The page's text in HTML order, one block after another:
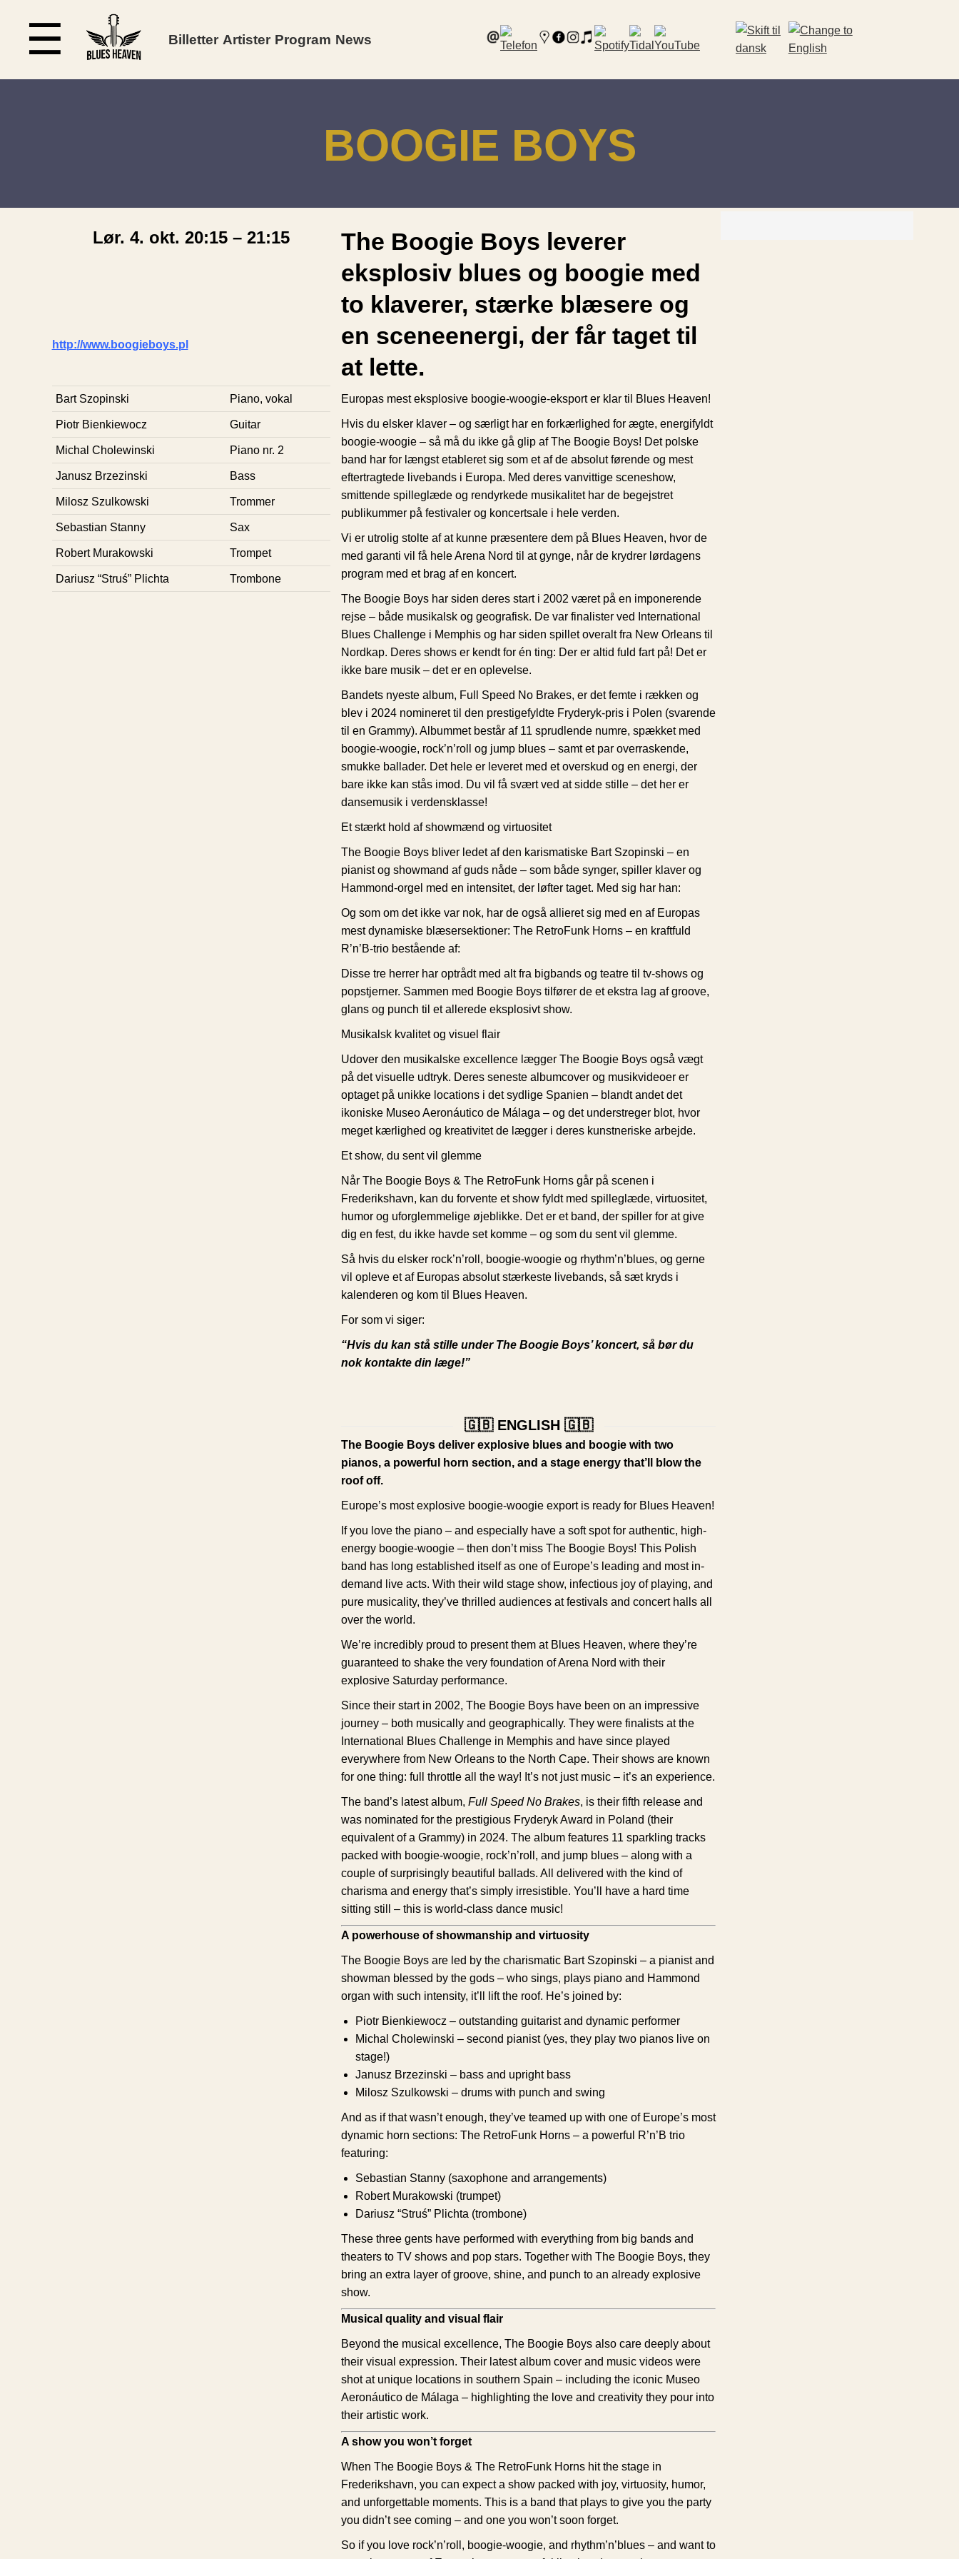
☰ Billetter Artister Program News
BOOGIE BOYS
Lør. 4. okt. 20:15 – 21:15
http://www.boogieboys.pl
Bart Szopinski Piano, vokal
Piotr Bienkiewocz Guitar
Michal Cholewinski Piano nr. 2
Janusz Brzezinski Bass
Milosz Szulkowski Trommer
Sebastian Stanny Sax
Robert Murakowski Trompet
Dariusz “Struś” Plichta Trombone
The Boogie Boys leverer
eksplosiv blues og boogie med
to klaverer, stærke blæsere og
en sceneenergi, der får taget til
at lette.
Europas mest eksplosive boogie-woogie-eksport er klar til Blues Heaven!
Hvis du elsker klaver – og særligt har en forkærlighed for ægte, energifyldt
boogie-woogie – så må du ikke gå glip af The Boogie Boys! Det polske
band har for længst etableret sig som et af de absolut førende og mest
eftertragtede livebands i Europa. Med deres vanvittige sceneshow,
smittende spilleglæde og rendyrkede musikalitet har de begejstret
publikummer på festivaler og koncertsale i hele verden.
Vi er utrolig stolte af at kunne præsentere dem på Blues Heaven, hvor de
med garanti vil få hele Arena Nord til at gynge, når de krydrer lørdagens
program med et brag af en koncert.
The Boogie Boys har siden deres start i 2002 været på en imponerende
rejse – både musikalsk og geografisk. De var finalister ved International
Blues Challenge i Memphis og har siden spillet overalt fra New Orleans til
Nordkap. Deres shows er kendt for én ting: Der er altid fuld fart på! Det er
ikke bare musik – det er en oplevelse.
Bandets nyeste album, Full Speed No Brakes, er det femte i rækken og
blev i 2024 nomineret til den prestigefyldte Fryderyk-pris i Polen (svarende
til en Grammy). Albummet består af 11 sprudlende numre, spækket med
boogie-woogie, rock’n’roll og jump blues – samt et par overraskende,
smukke ballader. Det hele er leveret med et overskud og en energi, der
bare ikke kan stås imod. Du vil få svært ved at sidde stille – det her er
dansemusik i verdensklasse!
Et stærkt hold af showmænd og virtuositet
The Boogie Boys bliver ledet af den karismatiske Bart Szopinski – en
pianist og showmand af guds nåde – som både synger, spiller klaver og
Hammond-orgel med en intensitet, der løfter taget. Med sig har han:
Og som om det ikke var nok, har de også allieret sig med en af Europas
mest dynamiske blæsersektioner: The RetroFunk Horns – en kraftfuld
R’n’B-trio bestående af:
Disse tre herrer har optrådt med alt fra bigbands og teatre til tv-shows og
popstjerner. Sammen med Boogie Boys tilfører de et ekstra lag af groove,
glans og punch til et allerede eksplosivt show.
Musikalsk kvalitet og visuel flair
Udover den musikalske excellence lægger The Boogie Boys også vægt
på det visuelle udtryk. Deres seneste albumcover og musikvideoer er
optaget på unikke locations i det sydlige Spanien – blandt andet det
ikoniske Museo Aeronáutico de Málaga – og det understreger blot, hvor
meget kærlighed og kreativitet de lægger i deres kunstneriske arbejde.
Et show, du sent vil glemme
Når The Boogie Boys & The RetroFunk Horns går på scenen i
Frederikshavn, kan du forvente et show fyldt med spilleglæde, virtuositet,
humor og uforglemmelige øjeblikke. Det er et band, der spiller for at give
dig en fest, du ikke havde set komme – og som du sent vil glemme.
Så hvis du elsker rock’n’roll, boogie-woogie og rhythm’n’blues, og gerne
vil opleve et af Europas absolut stærkeste livebands, så sæt kryds i
kalenderen og kom til Blues Heaven.
For som vi siger:
“Hvis du kan stå stille under The Boogie Boys’ koncert, så bør du
nok kontakte din læge!”
🇬🇧 ENGLISH 🇬🇧
The Boogie Boys deliver explosive blues and boogie with two
pianos, a powerful horn section, and a stage energy that’ll blow the
roof off.
Europe’s most explosive boogie-woogie export is ready for Blues Heaven!
If you love the piano – and especially have a soft spot for authentic, high-
energy boogie-woogie – then don’t miss The Boogie Boys! This Polish
band has long established itself as one of Europe’s leading and most in-
demand live acts. With their wild stage show, infectious joy of playing, and
pure musicality, they’ve thrilled audiences at festivals and concert halls all
over the world.
We’re incredibly proud to present them at Blues Heaven, where they’re
guaranteed to shake the very foundation of Arena Nord with their
explosive Saturday performance.
Since their start in 2002, The Boogie Boys have been on an impressive
journey – both musically and geographically. They were finalists at the
International Blues Challenge in Memphis and have since played
everywhere from New Orleans to the North Cape. Their shows are known
for one thing: full throttle all the way! It’s not just music – it’s an experience.
The band’s latest album, Full Speed No Brakes, is their fifth release and
was nominated for the prestigious Fryderyk Award in Poland (their
equivalent of a Grammy) in 2024. The album features 11 sparkling tracks
packed with boogie-woogie, rock’n’roll, and jump blues – along with a
couple of surprisingly beautiful ballads. All delivered with the kind of
charisma and energy that’s simply irresistible. You’ll have a hard time
sitting still – this is world-class dance music!
A powerhouse of showmanship and virtuosity
The Boogie Boys are led by the charismatic Bart Szopinski – a pianist and
showman blessed by the gods – who sings, plays piano and Hammond
organ with such intensity, it’ll lift the roof. He’s joined by:
Piotr Bienkiewocz – outstanding guitarist and dynamic performer
Michal Cholewinski – second pianist (yes, they play two pianos live on
stage!)
Janusz Brzezinski – bass and upright bass
Milosz Szulkowski – drums with punch and swing
And as if that wasn’t enough, they’ve teamed up with one of Europe’s most
dynamic horn sections: The RetroFunk Horns – a powerful R’n’B trio
featuring:
Sebastian Stanny (saxophone and arrangements)
Robert Murakowski (trumpet)
Dariusz “Struś” Plichta (trombone)
These three gents have performed with everything from big bands and
theaters to TV shows and pop stars. Together with The Boogie Boys, they
bring an extra layer of groove, shine, and punch to an already explosive
show.
Musical quality and visual flair
Beyond the musical excellence, The Boogie Boys also care deeply about
their visual expression. Their latest album cover and music videos were
shot at unique locations in southern Spain – including the iconic Museo
Aeronáutico de Málaga – highlighting the love and creativity they pour into
their artistic work.
A show you won’t forget
When The Boogie Boys & The RetroFunk Horns hit the stage in
Frederikshavn, you can expect a show packed with joy, virtuosity, humor,
and unforgettable moments. This is a band that plays to give you the party
you didn’t see coming – and one you won’t soon forget.
So if you love rock’n’roll, boogie-woogie, and rhythm’n’blues – and want to